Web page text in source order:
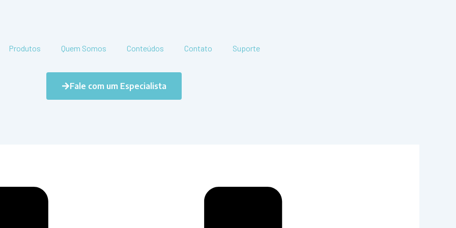
Produtos Quem Somos Conteúdos Contato Suporte
Fale com um Especialista